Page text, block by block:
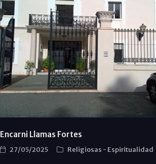
Encarni Llamas Fortes
27/05/2025 Religiosas - Espiritualidad